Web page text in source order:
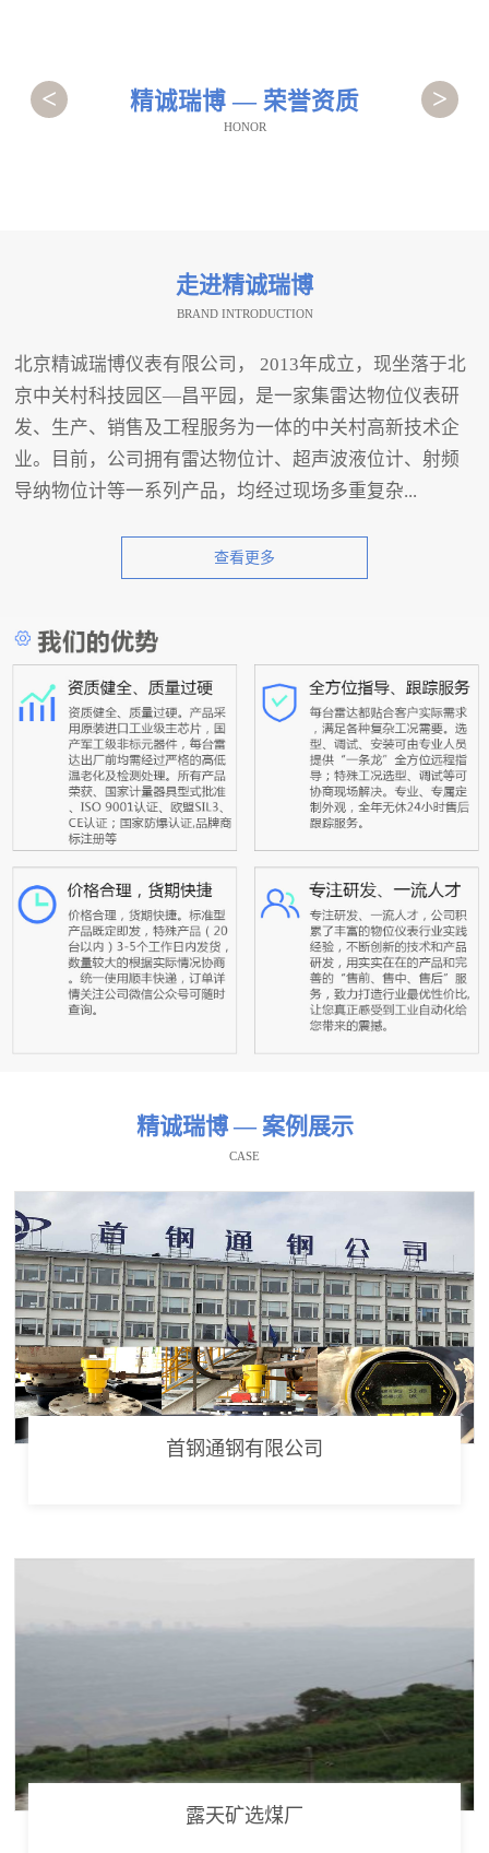
精诚瑞博 — 荣誉资质
HONOR
< >
走进精诚瑞博
BRAND INTRODUCTION
北京精诚瑞博仪表有限公司， 2013年成立，现坐落于北
京中关村科技园区—昌平园，是一家集雷达物位仪表研
发、生产、销售及工程服务为一体的中关村高新技术企
业。目前，公司拥有雷达物位计、超声波液位计、射频
导纳物位计等一系列产品，均经过现场多重复杂...
查看更多
精诚瑞博 — 案例展示
CASE
首钢通钢有限公司
露天矿选煤厂